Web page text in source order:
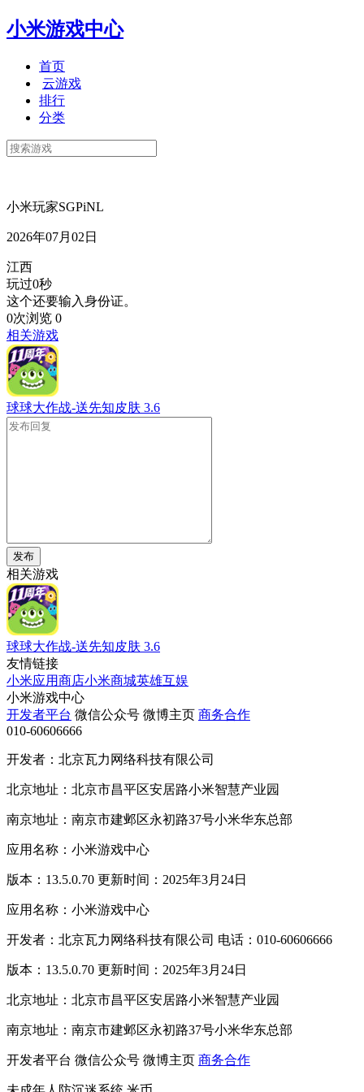
小米游戏中心
首页
云游戏
排行
分类
小米玩家SGPiNL
2026年07月02日
江西
玩过0秒
这个还要输入身份证。
0次浏览 0
相关游戏
球球大作战-送先知皮肤 3.6
发布
相关游戏
球球大作战-送先知皮肤 3.6
友情链接
小米应用商店小米商城英雄互娱
小米游戏中心
开发者平台 微信公众号 微博主页 商务合作
010-60606666
开发者：北京瓦力网络科技有限公司
北京地址：北京市昌平区安居路小米智慧产业园
南京地址：南京市建邺区永初路37号小米华东总部
应用名称：小米游戏中心
版本：13.5.0.70 更新时间：2025年3月24日
应用名称：小米游戏中心
开发者：北京瓦力网络科技有限公司 电话：010-60606666
版本：13.5.0.70 更新时间：2025年3月24日
北京地址：北京市昌平区安居路小米智慧产业园
南京地址：南京市建邺区永初路37号小米华东总部
开发者平台 微信公众号 微博主页 商务合作